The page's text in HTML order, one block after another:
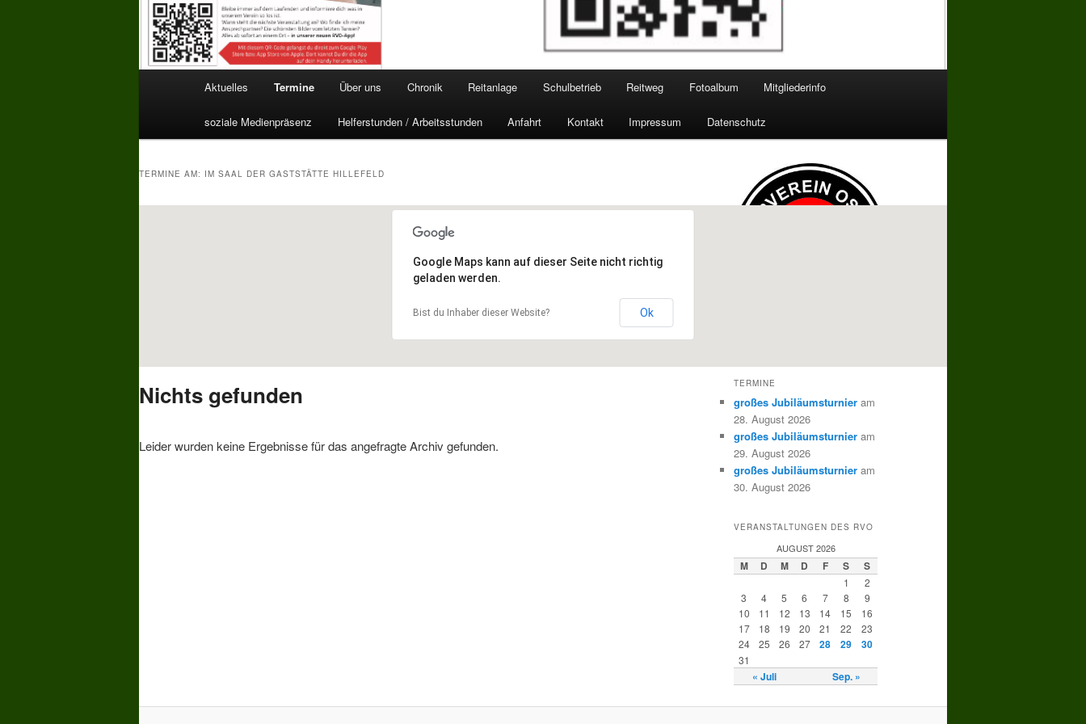
Aktuelles Termine Über uns Chronik Reitanlage Schulbetrieb Reitweg Fotoalbum Mitgliederinfo
soziale Medienpräsenz Helferstunden / Arbeitsstunden Anfahrt Kontakt Impressum Datenschutz
TERMINE AM: IM SAAL DER GASTSTÄTTE HILLEFELD
Google Maps kann auf dieser Seite nicht richtig
geladen werden.
Bist du Inhaber dieser Website? Ok
Nichts gefunden
Leider wurden keine Ergebnisse für das angefragte Archiv gefunden.
TERMINE
großes Jubiläumsturnier am
28. August 2026
großes Jubiläumsturnier am
29. August 2026
großes Jubiläumsturnier am
30. August 2026
VERANSTALTUNGEN DES RVO
AUGUST 2026
M D M D F S S
1
2
3
4 5 6 7 8
9
10
11 12 13 14 15
16
17
18 19 20 21 22
23
24
25 26 27 28 29 30
31
« Juli Sep. »